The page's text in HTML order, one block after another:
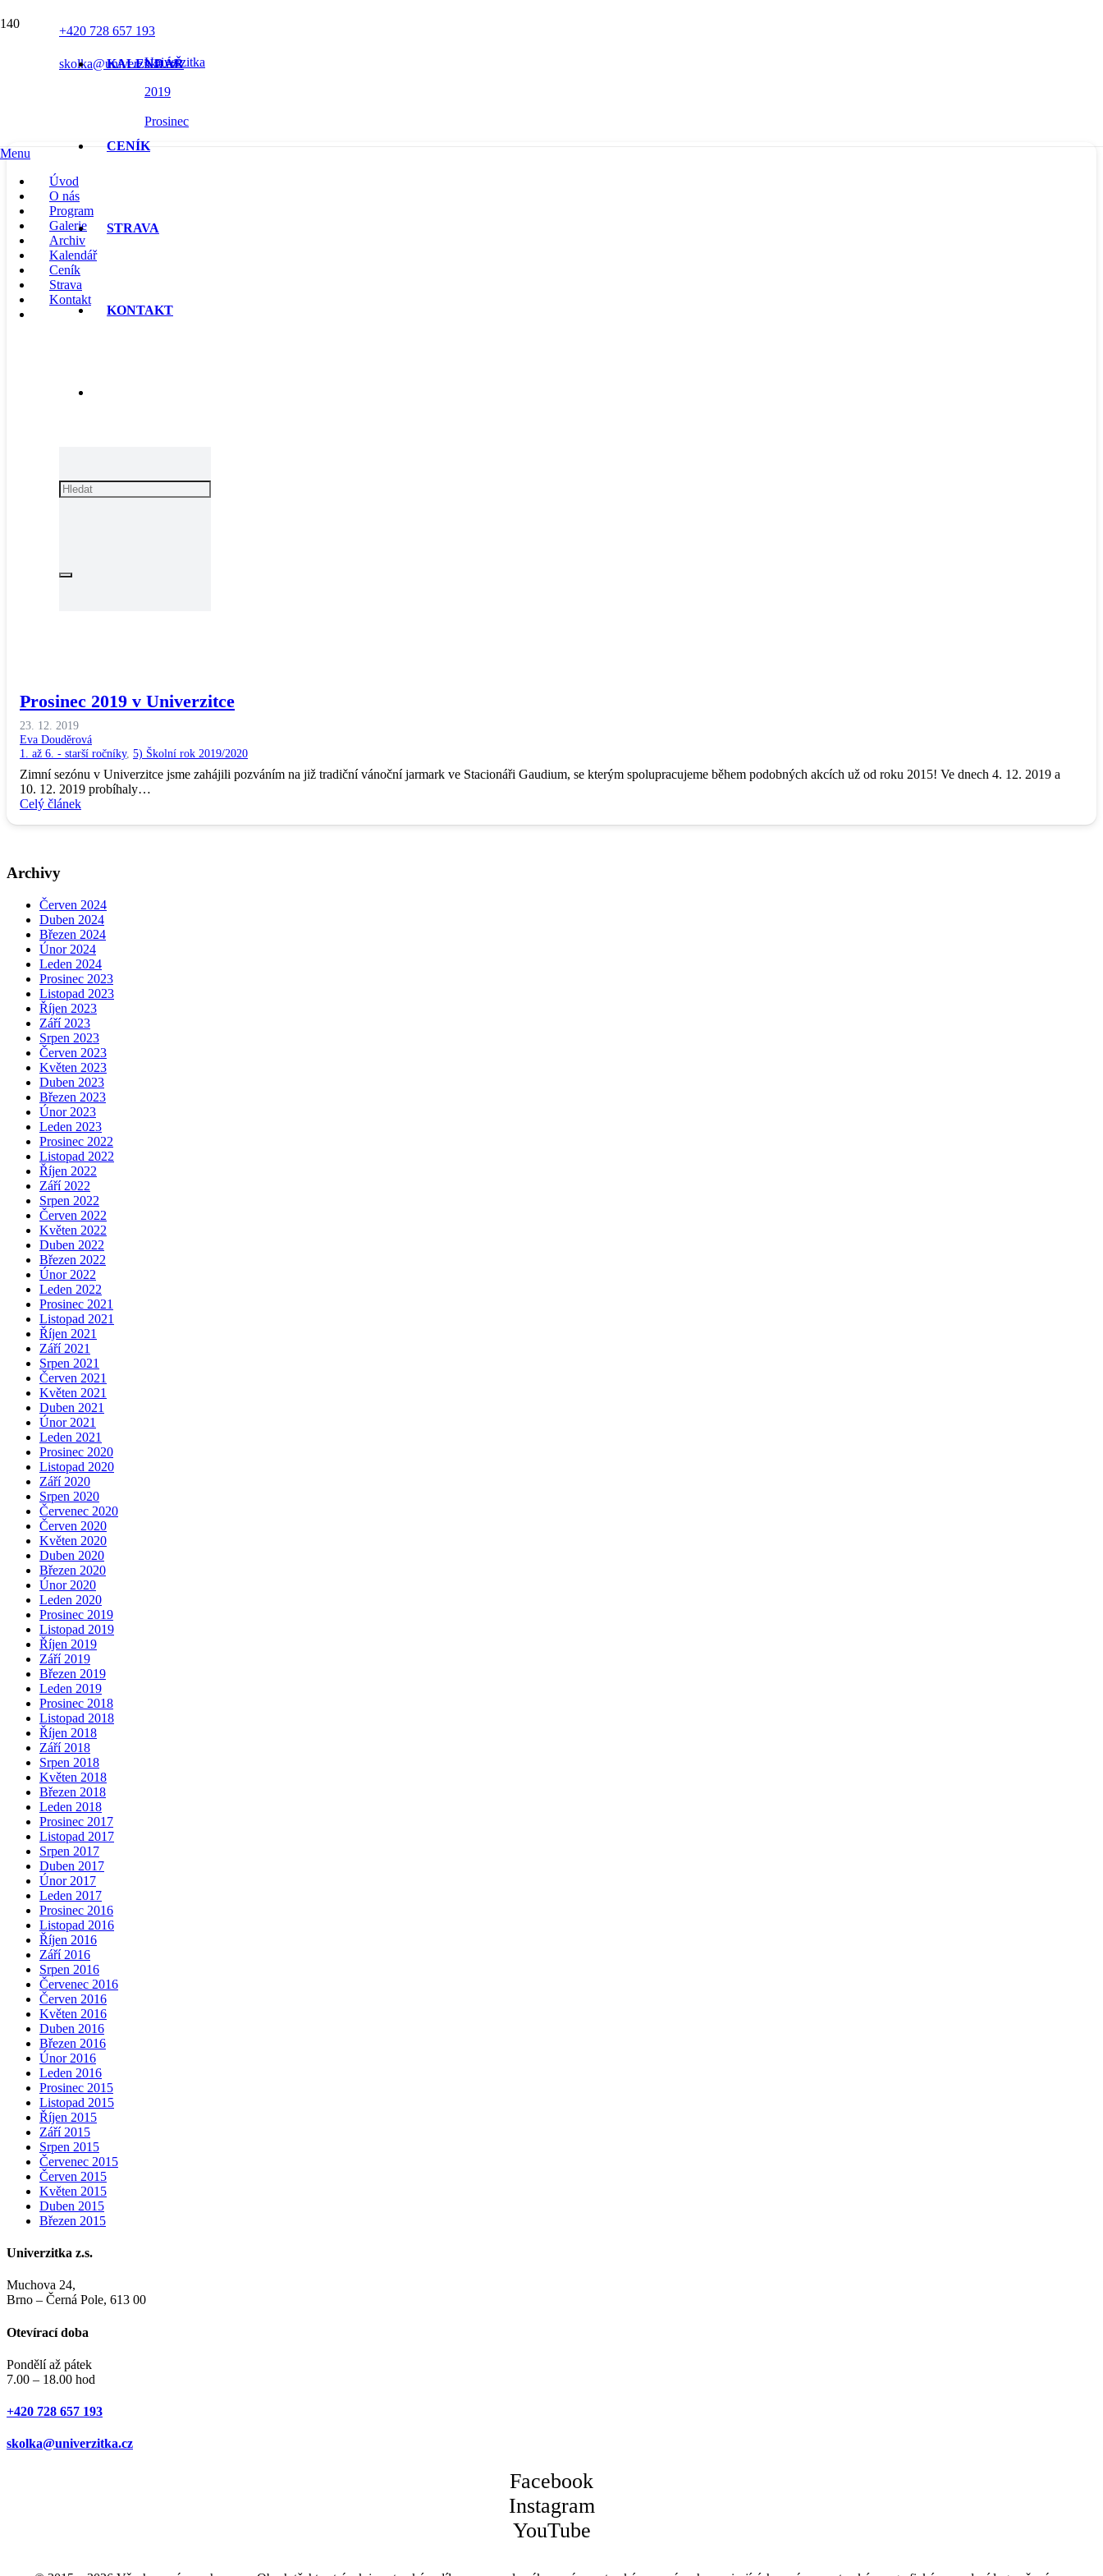
+420 728 657 193
skolka@univerzitka.cz
KALENDÁŘ
CENÍK
STRAVA
KONTAKT
Menu
Úvod
O nás
Program
Galerie
Archiv
Kalendář
Ceník
Strava
Kontakt
MĚSÍC:
Univerzitka
2019
Prosinec
Prosinec 2019 v Univerzitce
23. 12. 2019
Eva Douděrová
1. až 6. - starší ročníky, 5) Školní rok 2019/2020
Zimní sezónu v Univerzitce jsme zahájili pozváním na již tradiční vánoční jarmark ve Stacionáři Gaudium, se kterým spolupracujeme během podobných akcích už od roku 2015! Ve dnech 4. 12. 2019 a
10. 12. 2019 probíhaly…
Celý článek
Archivy
Červen 2024
Duben 2024
Březen 2024
Únor 2024
Leden 2024
Prosinec 2023
Listopad 2023
Říjen 2023
Září 2023
Srpen 2023
Červen 2023
Květen 2023
Duben 2023
Březen 2023
Únor 2023
Leden 2023
Prosinec 2022
Listopad 2022
Říjen 2022
Září 2022
Srpen 2022
Červen 2022
Květen 2022
Duben 2022
Březen 2022
Únor 2022
Leden 2022
Prosinec 2021
Listopad 2021
Říjen 2021
Září 2021
Srpen 2021
Červen 2021
Květen 2021
Duben 2021
Únor 2021
Leden 2021
Prosinec 2020
Listopad 2020
Září 2020
Srpen 2020
Červenec 2020
Červen 2020
Květen 2020
Duben 2020
Březen 2020
Únor 2020
Leden 2020
Prosinec 2019
Listopad 2019
Říjen 2019
Září 2019
Březen 2019
Leden 2019
Prosinec 2018
Listopad 2018
Říjen 2018
Září 2018
Srpen 2018
Květen 2018
Březen 2018
Leden 2018
Prosinec 2017
Listopad 2017
Srpen 2017
Duben 2017
Únor 2017
Leden 2017
Prosinec 2016
Listopad 2016
Říjen 2016
Září 2016
Srpen 2016
Červenec 2016
Červen 2016
Květen 2016
Duben 2016
Březen 2016
Únor 2016
Leden 2016
Prosinec 2015
Listopad 2015
Říjen 2015
Září 2015
Srpen 2015
Červenec 2015
Červen 2015
Květen 2015
Duben 2015
Březen 2015
Univerzitka z.s.
Muchova 24,
Brno – Černá Pole, 613 00
Otevírací doba
Pondělí až pátek
7.00 – 18.00 hod
+420 728 657 193
skolka@univerzitka.cz
Facebook
Instagram
YouTube